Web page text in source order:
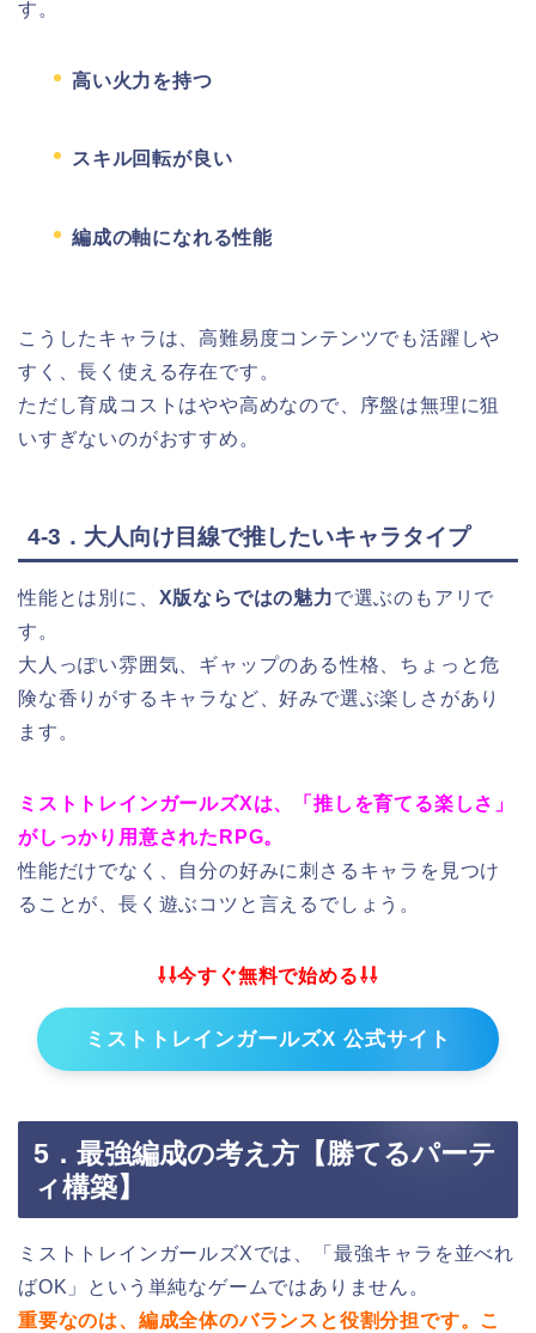
す。
高い火力を持つ
スキル回転が良い
編成の軸になれる性能
こうしたキャラは、高難易度コンテンツでも活躍しや
すく、長く使える存在です。
ただし育成コストはやや高めなので、序盤は無理に狙
いすぎないのがおすすめ。
4-3．大人向け目線で推したいキャラタイプ
性能とは別に、 X版ならではの魅力で選ぶのもアリで
す。
大人っぽい雰囲気、ギャップのある性格、ちょっと危
険な香りがするキャラなど、好みで選ぶ楽しさがあり
ます。
ミストトレインガールズXは、「推しを育てる楽しさ」
がしっかり用意されたRPG。
性能だけでなく、自分の好みに刺さるキャラを見つけ
ることが、長く遊ぶコツと言えるでしょう。
⇩⇩今すぐ無料で始める⇩⇩
ミストトレインガールズX 公式サイト
5．最強編成の考え方【勝てるパーテ
ィ構築】
ミストトレインガールズXでは、「最強キャラを並べれ
ばOK」という単純なゲームではありません。
重要なのは、編成全体のバランスと役割分担です。こ